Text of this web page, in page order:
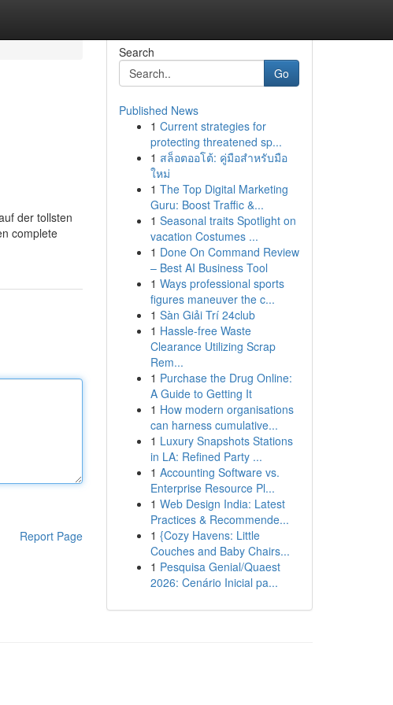
der tollsten
complete
Report Page
Search
Go
Published News
1 Current strategies for
protecting threatened sp...
1 สล็อตออโต้: คู่มือสำหรับมือ
ใหม่
1 The Top Digital Marketing
Guru: Boost Traffic &...
1 Seasonal traits Spotlight on
vacation Costumes ...
1 Done On Command Review
– Best AI Business Tool
1 Ways professional sports
figures maneuver the c...
1 Sàn Giải Trí 24club
1 Hassle-free Waste
Clearance Utilizing Scrap
Rem...
1 Purchase the Drug Online:
A Guide to Getting It
1 How modern organisations
can harness cumulative...
1 Luxury Snapshots Stations
in LA: Refined Party ...
1 Accounting Software vs.
Enterprise Resource Pl...
1 Web Design India: Latest
Practices & Recommende...
1 {Cozy Havens: Little
Couches and Baby Chairs...
1 Pesquisa Genial/Quaest
2026: Cenário Inicial pa...